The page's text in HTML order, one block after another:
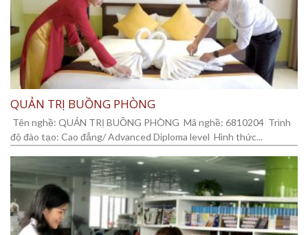
QUẢN TRỊ BUỒNG PHÒNG
Tên nghề: QUẢN TRỊ BUỒNG PHÒNG Mã nghề: 6810204 Trình
độ đào tạo: Cao đẳng/ Advanced Diploma level Hình thức...